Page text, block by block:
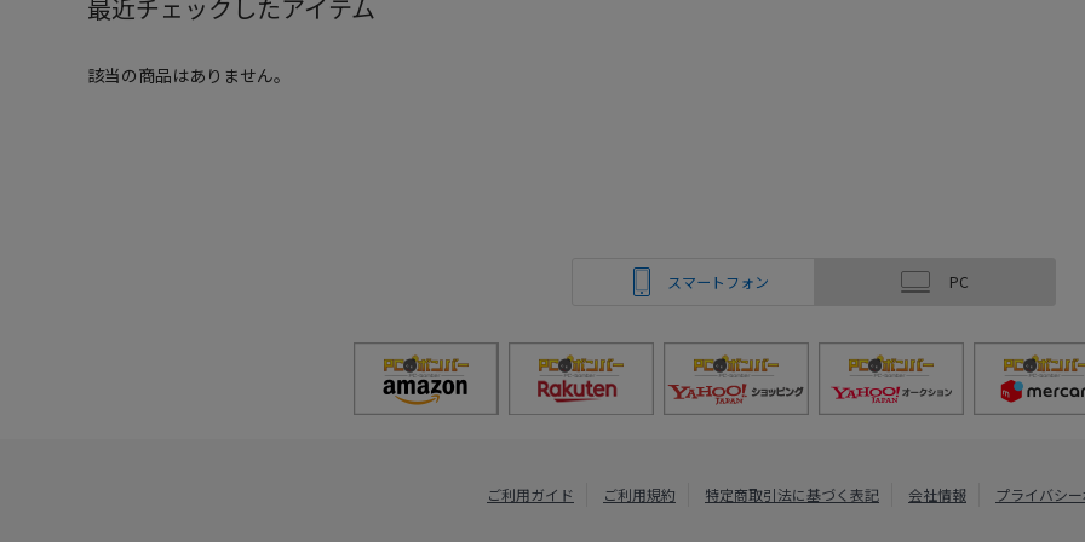
最近チェックしたアイテム
該当の商品はありません。
スマートフォン PC
ご利用ガイド ご利用規約 特定商取引法に基づく表記 会社情報 プライバシ